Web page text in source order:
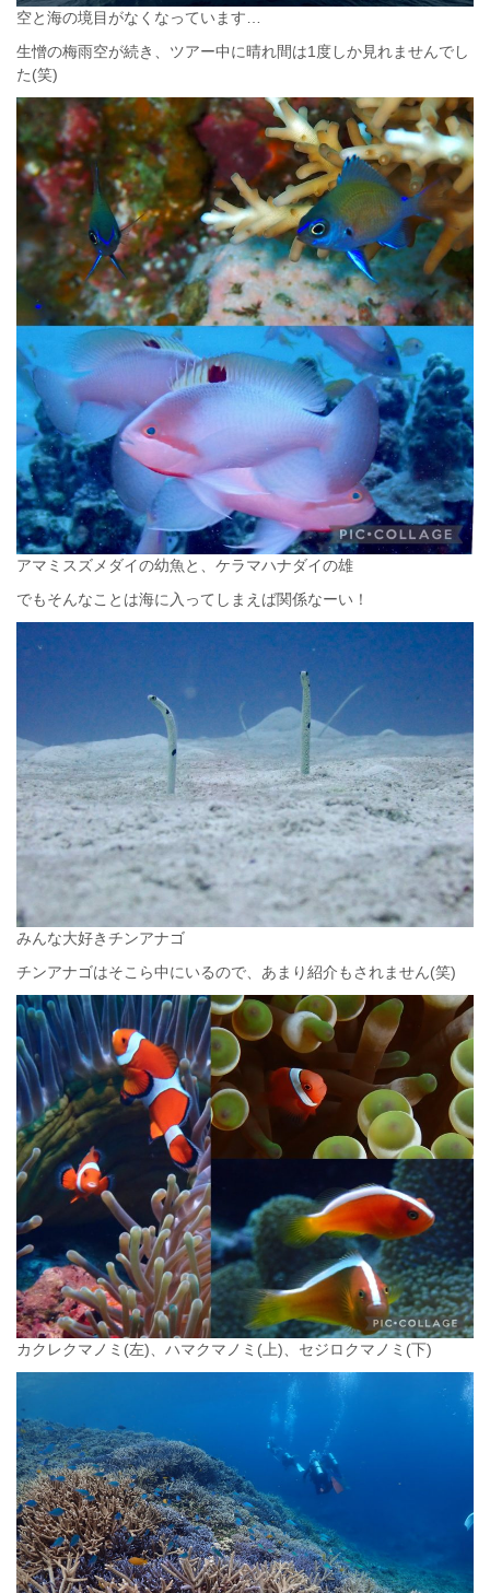
空と海の境目がなくなっています…
生憎の梅雨空が続き、ツアー中に晴れ間は1度しか見れませんでし
た(笑)
アマミスズメダイの幼魚と、ケラマハナダイの雄
でもそんなことは海に入ってしまえば関係なーい！
みんな大好きチンアナゴ
チンアナゴはそこら中にいるので、あまり紹介もされません(笑)
カクレクマノミ(左)、ハマクマノミ(上)、セジロクマノミ(下)